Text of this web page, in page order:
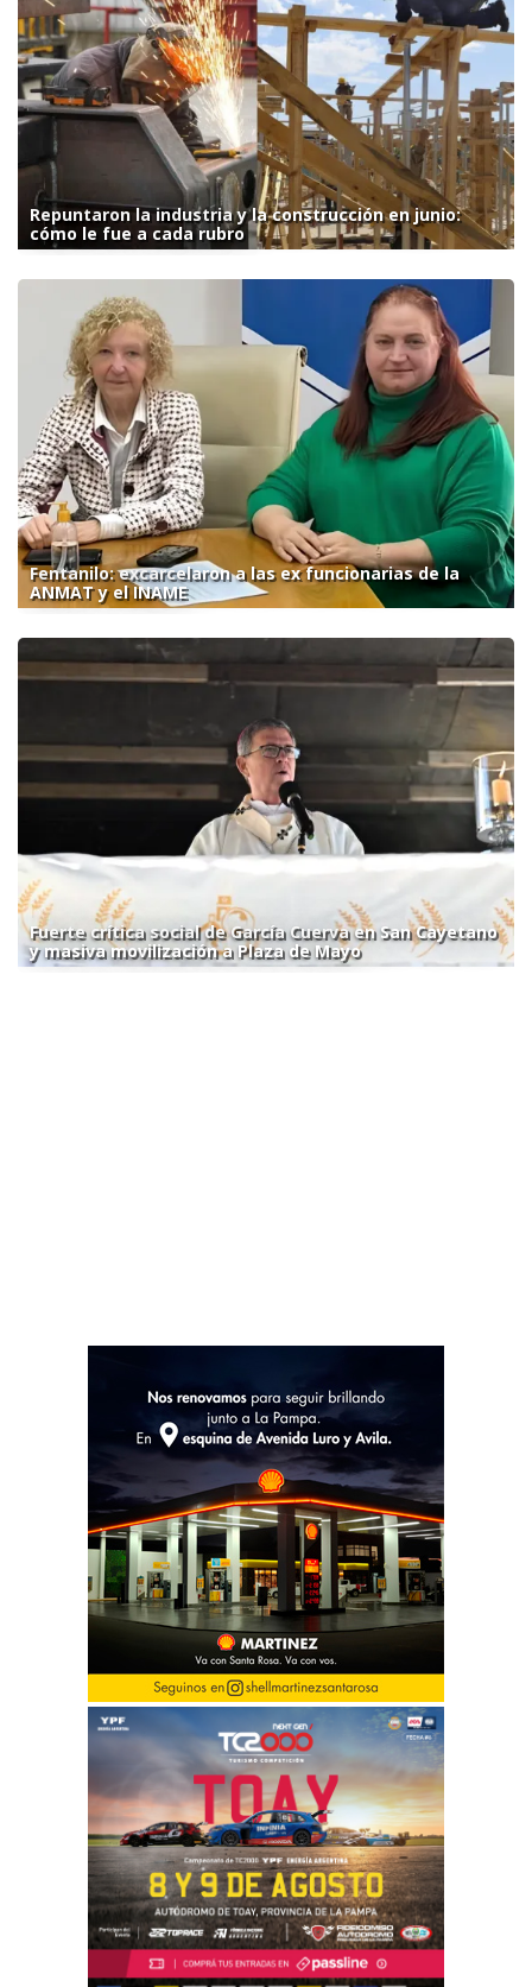
Repuntaron la industria y la construcción en junio:
cómo le fue a cada rubro
Fentanilo: excarcelaron a las ex funcionarias de la
ANMAT y el INAME
Fuerte crítica social de García Cuerva en San Cayetano
y masiva movilización a Plaza de Mayo